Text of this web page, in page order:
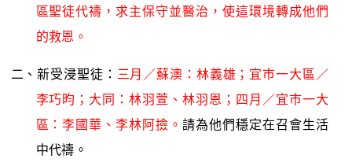
區聖徒代禱，求主保守並醫治，使這環境轉成他們
的救恩。
二、新受浸聖徒： 三月／蘇澳：林義雄；宜巿一大區／
李巧昀；大同：林羽萱、林羽恩；四月／宜巿一大
區：李國華、李林阿撿 。請為他們穩定在召會生活
中代禱。